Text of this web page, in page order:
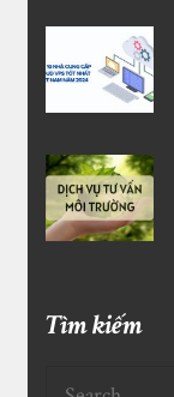
Tìm kiếm